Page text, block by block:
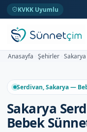
KVKK Uyumlu
Anasayfa Şehirler Sakarya
Serdivan, Sakarya —
Sakarya
Bebek